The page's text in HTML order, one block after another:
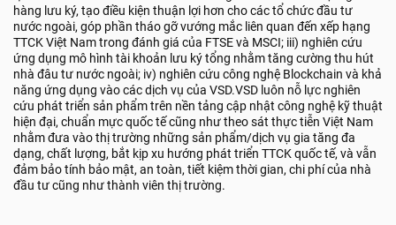
hàng lưu ký, tạo điều kiện thuận lợi hơn cho các tổ chức đầu tư
nước ngoài, góp phần tháo gỡ vướng mắc liên quan đến xếp hạng
TTCK Việt Nam trong đánh giá của FTSE và MSCI; iii) nghiên cứu
ứng dụng mô hình tài khoản lưu ký tổng nhằm tăng cường thu hút
nhà đâu tư nước ngoài; iv) nghiên cứu công nghệ Blockchain và khả
năng ứng dụng vào các dịch vụ của VSD.VSD luôn nỗ lực nghiên
cứu phát triển sản phẩm trên nền tảng cập nhật công nghệ kỹ thuật
hiện đại, chuẩn mực quốc tế cũng như theo sát thực tiễn Việt Nam
nhằm đưa vào thị trường những sản phẩm/dịch vụ gia tăng đa
dạng, chất lượng, bắt kịp xu hướng phát triển TTCK quốc tế, và vẫn
đảm bảo tính bảo mật, an toàn, tiết kiệm thời gian, chi phí của nhà
đầu tư cũng như thành viên thị trường.